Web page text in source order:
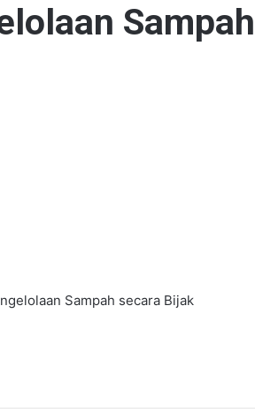
Sampah
Sampah secara Bijak